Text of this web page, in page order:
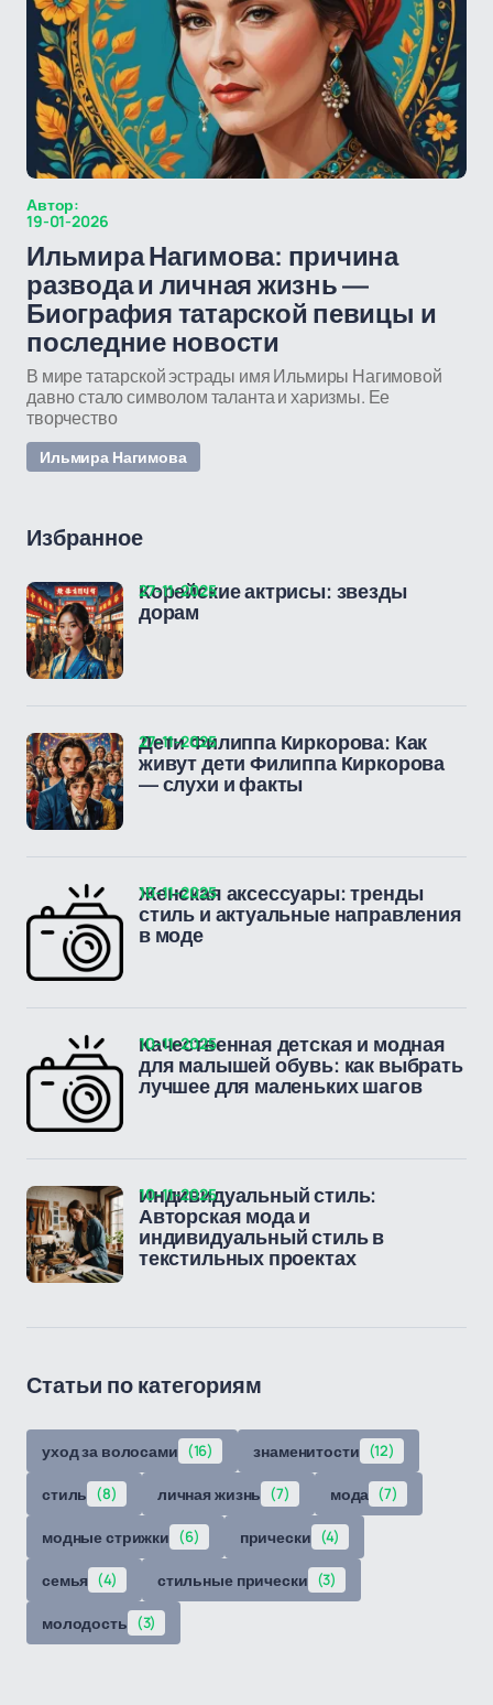
Автор:
19-01-2026
Ильмира Нагимова: причина
развода и личная жизнь —
Биография татарской певицы и
последние новости
В мире татарской эстрады имя Ильмиры Нагимовой
давно стало символом таланта и харизмы. Ее
творчество
Ильмира Нагимова
Избранное
Корейские актрисы: звезды
дорам
27-11-2025
Дети Филиппа Киркорова: Как
живут дети Филиппа Киркорова
— слухи и факты
27-11-2025
Женская аксессуары: тренды
стиль и актуальные направления
в моде
10-11-2025
Качественная детская и модная
для малышей обувь: как выбрать
лучшее для маленьких шагов
10-11-2025
Индивидуальный стиль:
Авторская мода и
индивидуальный стиль в
текстильных проектах
10-11-2025
Статьи по категориям
уход за волосами (16) знаменитости (12)
стиль (8) личная жизнь (7) мода (7)
модные стрижки (6) прически (4)
семья (4) стильные прически (3)
молодость (3)